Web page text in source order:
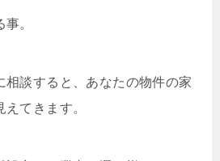
。
相談すると、あなたの物件の家
てきます。